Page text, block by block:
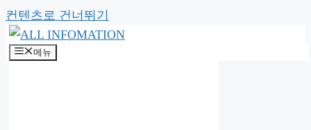
컨텐츠로 건너뛰기
메뉴